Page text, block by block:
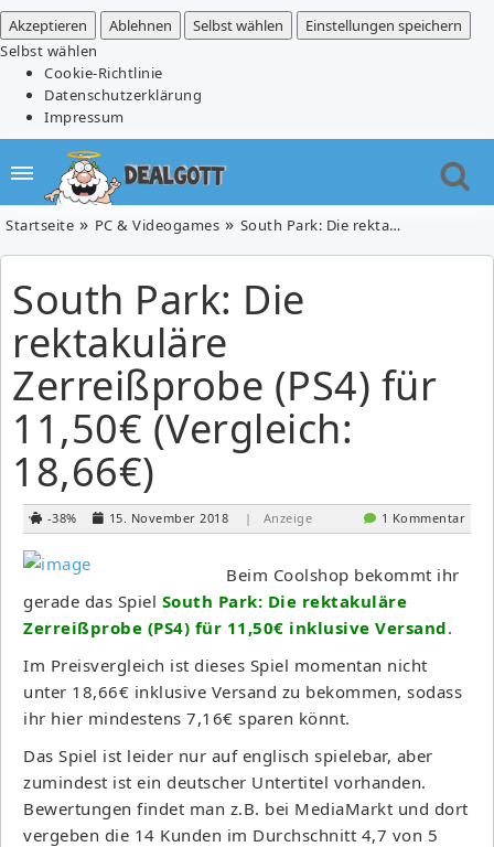
Akzeptieren
Ablehnen Selbst wählen
Einstellungen speichern
Selbst wählen
Cookie-Richtlinie
Datenschutzerklärung
Impressum
Startseite PC & Videogames South Park: Die rektakuläre Zerreißprobe (PS4) für 11,50€ (Vergleich: 18,66€)
South Park: Die
rektakuläre
Zerreißprobe (PS4) für
11,50€ (Vergleich:
18,66€)
-38% 15. November 2018 | Anzeige 1 Kommentar
Beim Coolshop bekommt ihr
gerade das Spiel South Park: Die rektakuläre
Zerreißprobe (PS4) für 11,50€ inklusive Versand.
Im Preisvergleich ist dieses Spiel momentan nicht
unter 18,66€ inklusive Versand zu bekommen, sodass
ihr hier mindestens 7,16€ sparen könnt.
Das Spiel ist leider nur auf englisch spielebar, aber
zumindest ist ein deutscher Untertitel vorhanden.
Bewertungen findet man z.B. bei MediaMarkt und dort
vergeben die 14 Kunden im Durchschnitt 4,7 von 5